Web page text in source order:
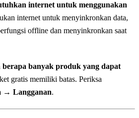
internet untuk menggunakan
internet untuk menyinkronkan data,
offline dan menyinkronkan saat
berapa banyak produk yang dapat
gratis memiliki batas. Periksa
→ Langganan.